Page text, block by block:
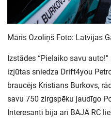
Māris Ozoliņš Foto: Latvijas
Izstādes “Pielaiko savu
izjūtas sniedza Drift4you
braucējs Kristians Burkovs,
savu 750 zirgspēku jaudīgo
Interesanti bija arī BAJA RC